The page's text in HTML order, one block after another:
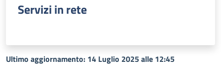
Servizi in rete
Ultimo aggiornamento: 14 Luglio 2025 alle 12:45